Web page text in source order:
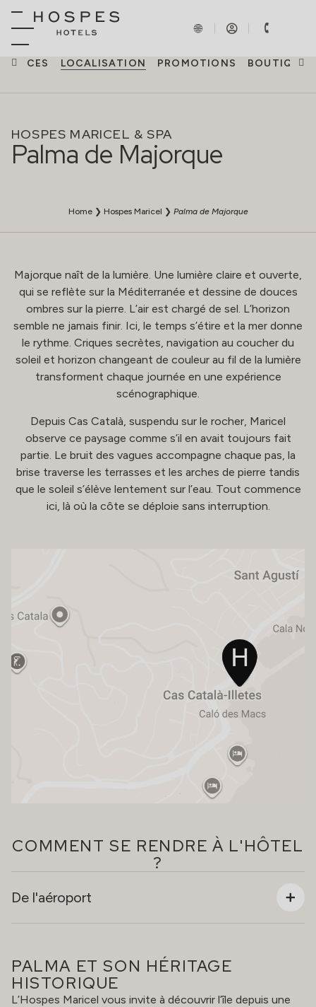
LOCALISATION PROMOTIONS BOUTIQUE
HOSPES MARICEL & SPA
Palma de Majorque
Home❯ Hospes Maricel ❯ Palma de Majorque
Majorque naît de la lumière. Une lumière claire et ouverte,
qui se reflète sur la Méditerranée et dessine de douces
ombres sur la pierre. L’air est chargé de sel. L’horizon
semble ne jamais finir. Ici, le temps s’étire et la mer donne
le rythme. Criques secrètes, navigation au coucher du
soleil et horizon changeant de couleur au fil de la lumière
transforment chaque journée en une expérience
scénographique.
Depuis Cas Català, suspendu sur le rocher, Maricel
observe ce paysage comme s’il en avait toujours fait
partie. Le bruit des vagues accompagne chaque pas, la
brise traverse les terrasses et les arches de pierre tandis
que le soleil s’élève lentement sur l’eau. Tout commence
ici, là où la côte se déploie sans interruption.
COMMENT SE RENDRE À L'HÔTEL
?
De l'aéroport
PALMA ET SON HÉRITAGE
HISTORIQUE
L’Hospes Maricel vous invite à découvrir l’île depuis une